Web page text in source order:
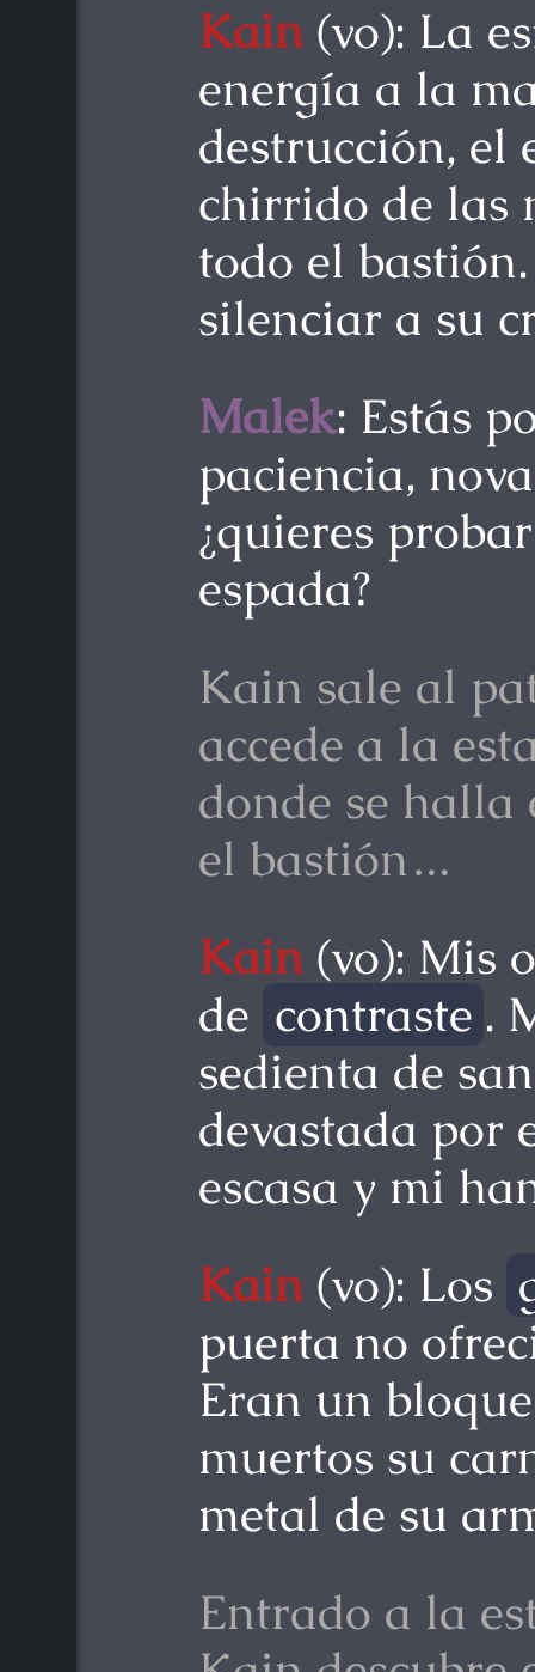
Kain (vo): La
energía a la
destrucción, el
chirrido de las
todo el
silenciar a su
Malek: Estás
paciencia,
¿quieres
espada?
Kain sale al
accede a la
donde se halla
el bastión…
Kain (vo): Mis
de contraste .
sedienta de
devastada por
escasa y mi
Kain (vo): Los
puerta no
Eran un
muertos su
metal de su
Entrado a la